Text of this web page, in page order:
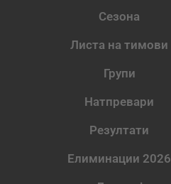
Сезона
Листа на тимови
Групи
Натпревари
Резултати
Елиминации 2026